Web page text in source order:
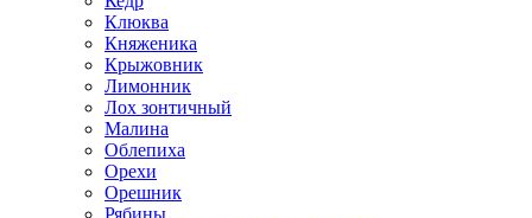
Клюква
Княженика
Крыжовник
Лимонник
Лох зонтичный
Малина
Облепиха
Орехи
Орешник
Рябины